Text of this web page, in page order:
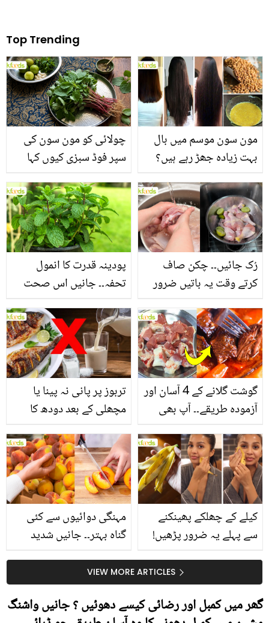
Top Trending
چولائی کو مون سون کی
سپر فوڈ سبزی کیوں کہا
منرلز اور اینٹی آکسیڈنٹس
سے بھرپور اس سبزی کے
فائدے
مون سون موسم میں بال
بہت زیادہ جھڑ رہے ہیں؟
بنانے کے چند قدرتی طریقے
پودینہ قدرت کا انمول
تحفہ۔۔ جانیں اس صحت
انگیز طبی فوائد
رُک جائیں۔۔ چکن صاف
کرتے وقت یہ باتیں ضرور
تربوز پر پانی نہ پینا یا
مچھلی کے بعد دودھ کا
سے متعلق غلط فہمیوں کی
حقیقت کیا ہے اور افواہ
کیا؟
گوشت گلانے کے 4 آسان اور
آزمودہ طریقے۔۔ آپ بھی
بتائے راز
مہنگی دوائیوں سے کئی
گناہ بہتر۔۔ جانیں شدید
کیوں کھانا چاہیے؟
کیلے کے چھلکے پھینکنے
سے پہلے یہ ضرور پڑھیں!
سستا اور قدرتی حلVIEW MORE ARTICLES
گھر میں کمبل اور رضائی کیسے دھوئیں ؟ جانیں واشنگ